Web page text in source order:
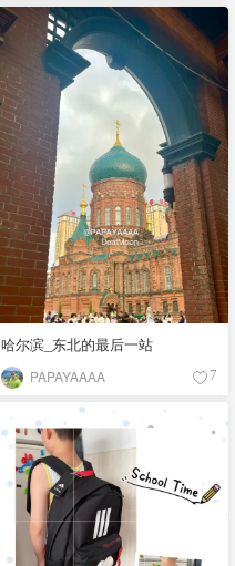
哈尔滨_东北的最后一站
PAPAYAAAA 7